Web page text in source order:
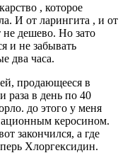
, которое
И от ларингита , и от
не дешево. Но зато
и не забывать
два часа.
продающееся в
в день по 40
до этого у меня
керосином.
закончился, а где
Хлоргексидин.